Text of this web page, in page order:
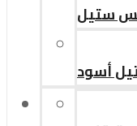
ستيل
أسود